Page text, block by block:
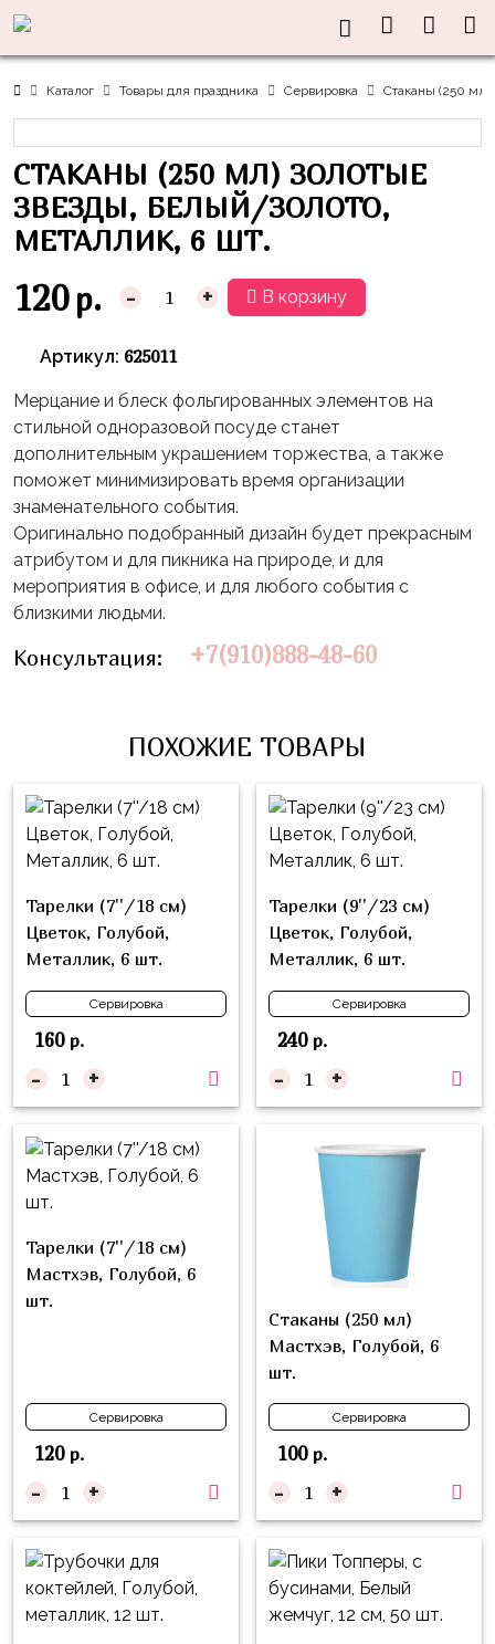
Каталог Товары для праздника Сервировка Стаканы (250 мл)
СТАКАНЫ (250 МЛ) ЗОЛОТЫЕ
ЗВЕЗДЫ, БЕЛЫЙ/ЗОЛОТО,
МЕТАЛЛИК, 6 ШТ.
120 р. - + В корзину
Артикул: 625011
Мерцание и блеск фольгированных элементов на
стильной одноразовой посуде станет
дополнительным украшением торжества, а также
поможет минимизировать время организации
знаменательного события.
Оригинально подобранный дизайн будет прекрасным
атрибутом и для пикника на природе, и для
мероприятия в офисе, и для любого события с
близкими людьми.
Консультация: +7(910)888-48-60
ПОХОЖИЕ ТОВАРЫ
Тарелки (7''/18 см)
Цветок, Голубой,
Металлик, 6 шт.
Сервировка
160р.
- +
Тарелки (9''/23 см)
Цветок, Голубой,
Металлик, 6 шт.
Сервировка
240р.
- +
Тарелки (7''/18 см)
Мастхэв, Голубой, 6
шт.
Сервировка
120р.
- +
Стаканы (250 мл)
Мастхэв, Голубой, 6
шт.
Сервировка
100р.
- +
консультация?
Акции
Каталог
Латексные
шары
без
рисунка
Латексные
шары
рисунком
Фольгированные
сердца/
звёзды
см
Фольга
81
шары
с
рисунком
Фольгированные
фигуры
Готовые
композиции
из
шаров
Цифры
с
декором
шары
Бизнес
Индивидуальная
надпись
на
шар
Буквы
Праздники
8
марта
23
февраля,
Я
Рождения
Выпускной
1
Сентября
или
Девочка
Тематики
Оранжевая
Корова
Маша
и
Синий
Пикачу
Леди
Баг
Три
Кота
Ми-
ми-
Смешарики/
Малышарики
Сердце
Мой
Маленький
Пони
Губка
Боб
Лунтик
Чебурашка
Черепашки-
ниндзя
Фиксики
Принцессы
Минни
Спорт
Для
Информация
О нас
Доставка
и оплата
Контакты
Скидки
Контакты
48-
60
zakazsharoff@yandex.ru
Бор,
М.Горького,